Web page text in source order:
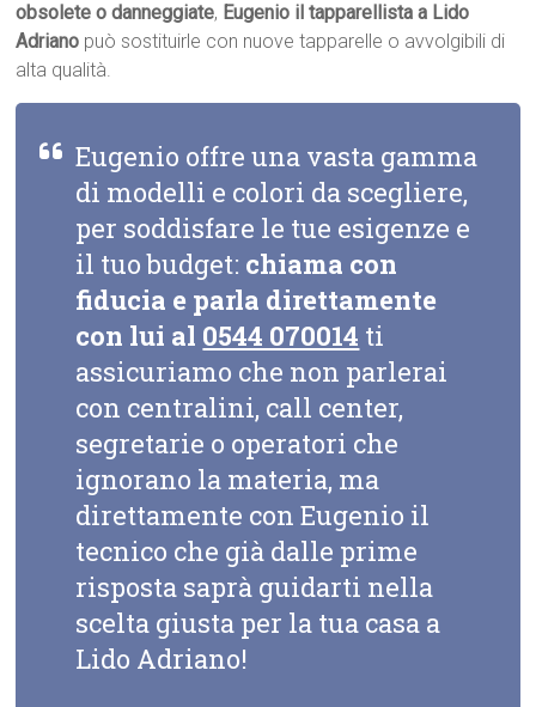
obsolete o danneggiate, Eugenio il tapparellista a Lido
Adriano può sostituirle con nuove tapparelle o avvolgibili di
alta qualità.
Eugenio offre una vasta gamma
di modelli e colori da scegliere,
per soddisfare le tue esigenze e
il tuo budget: chiama con
fiducia e parla direttamente
con lui al 0544 070014 ti
assicuriamo che non parlerai
con centralini, call center,
segretarie o operatori che
ignorano la materia, ma
direttamente con Eugenio il
tecnico che già dalle prime
risposta saprà guidarti nella
scelta giusta per la tua casa a
Lido Adriano!